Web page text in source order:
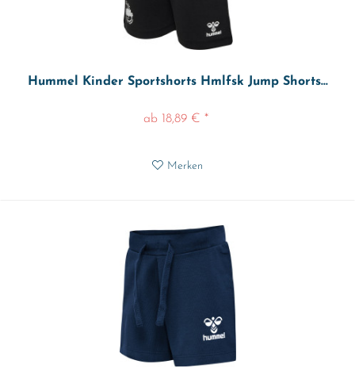
Hummel Kinder Sportshorts Hmlfsk Jump Shorts...
ab 18,89 € *
Merken